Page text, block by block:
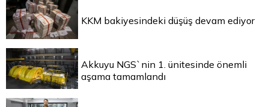
KKM bakiyesindeki düşüş devam ediyor
Akkuyu NGS`nin 1. ünitesinde önemli
aşama tamamlandı